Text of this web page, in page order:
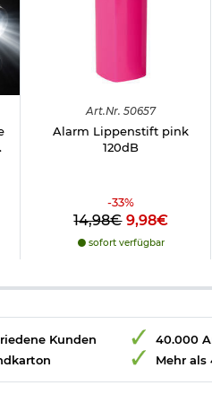
Art.Nr. 50657
Alarm Lippenstift pink
120dB
-33%
14,98€ 9,98€
sofort verfügbar
Kunden
40.000
Mehr als